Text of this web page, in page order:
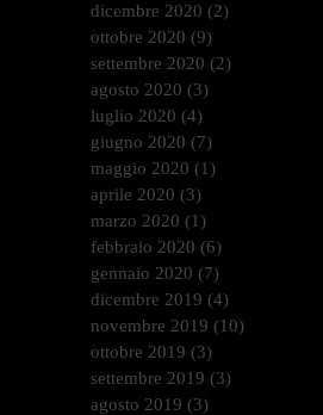
dicembre 2020 (2)
ottobre 2020 (9)
settembre 2020 (2)
agosto 2020 (3)
luglio 2020 (4)
giugno 2020 (7)
maggio 2020 (1)
aprile 2020 (3)
marzo 2020 (1)
febbraio 2020 (6)
gennaio 2020 (7)
dicembre 2019 (4)
novembre 2019 (10)
ottobre 2019 (3)
settembre 2019 (3)
agosto 2019 (3)